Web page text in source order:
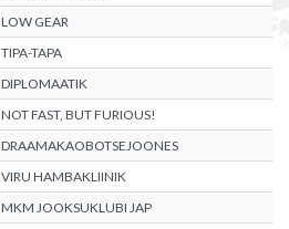
LOW GEAR
TIPA-TAPA
DIPLOMAATIK
NOT FAST, BUT FURIOUS!
DRAAMAKAOBOTSEJOONES
VIRU HAMBAKLIINIK
MKM JOOKSUKLUBI JAP